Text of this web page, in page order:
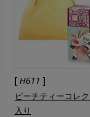
[H611 ]
ピーチティーコレ
入り